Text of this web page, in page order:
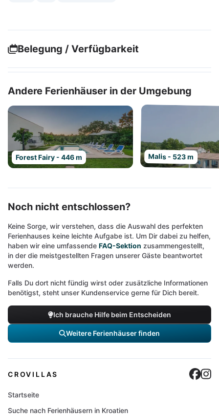
Belegung / Verfügbarkeit
Andere Ferienhäuser in der Umgebung
Forest Fairy - 446 m Malis - 523 m
Noch nicht entschlossen?
Keine Sorge, wir verstehen, dass die Auswahl des perfekten
Ferienhauses keine leichte Aufgabe ist. Um Dir dabei zu helfen,
haben wir eine umfassende FAQ-Sektion zusammengestellt,
in der die meistgestellten Fragen unserer Gäste beantwortet
werden.
Falls Du dort nicht fündig wirst oder zusätzliche Informationen
benötigst, steht unser Kundenservice gerne für Dich bereit.
Ich brauche Hilfe beim Entscheiden
Weitere Ferienhäuser finden
CROVILLAS
Startseite
Suche nach Ferienhäusern in Kroatien